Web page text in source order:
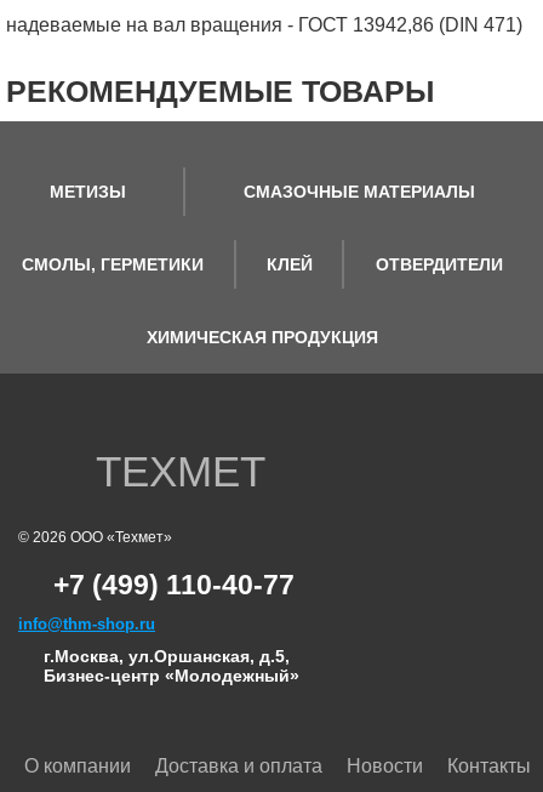
надеваемые на вал вращения - ГОСТ 13942,86 (DIN 471)
РЕКОМЕНДУЕМЫЕ ТОВАРЫ
МЕТИЗЫ СМАЗОЧНЫЕ МАТЕРИАЛЫ
СМОЛЫ, ГЕРМЕТИКИ КЛЕЙ ОТВЕРДИТЕЛИ
ХИМИЧЕСКАЯ ПРОДУКЦИЯ
ТЕХМЕТ
© 2026 ООО «Техмет»
+7 (499) 110-40-77
info@thm-shop.ru
г.Москва, ул.Оршанская, д.5,
Бизнес-центр «Молодежный»
О компании Доставка и оплата Новости Контакты